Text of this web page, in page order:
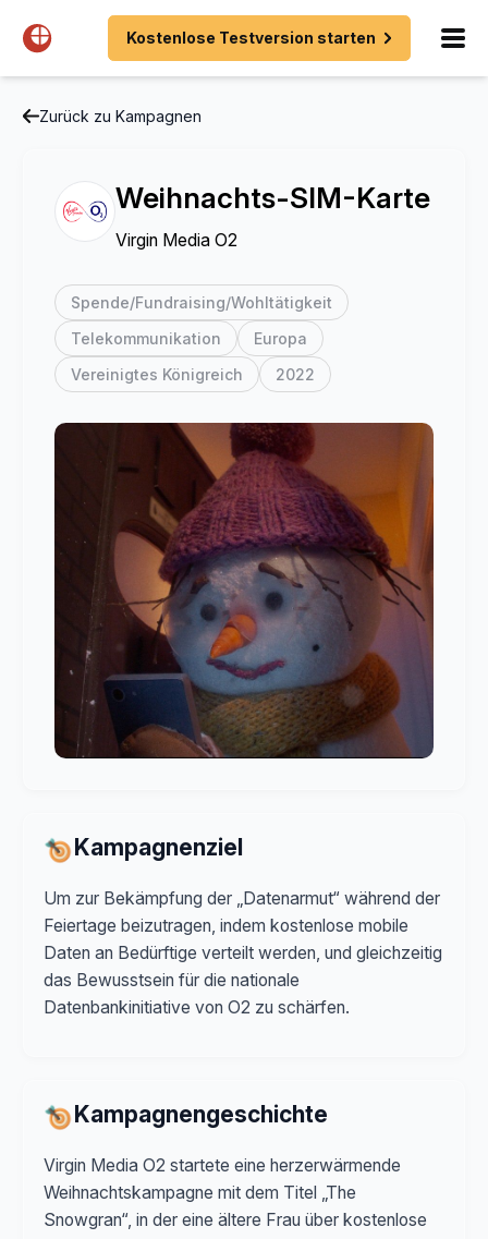
Kostenlose Testversion starten
Zurück zu Kampagnen
Weihnachts-SIM-Karte
Virgin Media O2
Spende/Fundraising/Wohltätigkeit
Telekommunikation
Europa
Vereinigtes Königreich
2022
Kampagnenziel
Um zur Bekämpfung der „Datenarmut“ während der
Feiertage beizutragen, indem kostenlose mobile
Daten an Bedürftige verteilt werden, und gleichzeitig
das Bewusstsein für die nationale
Datenbankinitiative von O2 zu schärfen.
Kampagnengeschichte
Virgin Media O2 startete eine herzerwärmende
Weihnachtskampagne mit dem Titel „The
Snowgran“, in der eine ältere Frau über kostenlose